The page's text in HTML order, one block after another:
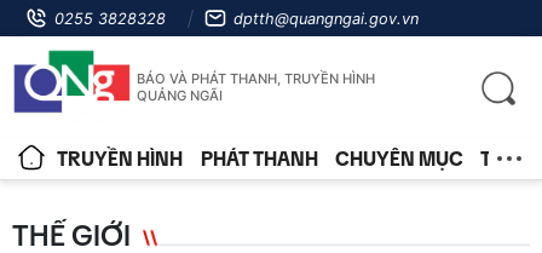
0255 3828328 dptth@quangngai.gov.vn
BÁO VÀ PHÁT THANH, TRUYỀN HÌNH
QUẢNG NGÃI
TRUYỀN HÌNH PHÁT THANH CHUYÊN MỤC TIN
THẾ GIỚI